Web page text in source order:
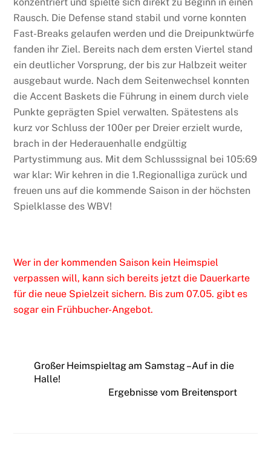
Rausch. Die Defense stand stabil und vorne konnten
Fast-Breaks gelaufen werden und die Dreipunktwürfe
fanden ihr Ziel. Bereits nach dem ersten Viertel stand
ein deutlicher Vorsprung, der bis zur Halbzeit weiter
ausgebaut wurde. Nach dem Seitenwechsel konnten
die Accent Baskets die Führung in einem durch viele
Punkte geprägten Spiel verwalten. Spätestens als
kurz vor Schluss der 100er per Dreier erzielt wurde,
brach in der Hederauenhalle endgültig
Partystimmung aus. Mit dem Schlusssignal bei 105:69
war klar: Wir kehren in die 1.Regionalliga zurück und
freuen uns auf die kommende Saison in der höchsten
Spielklasse des WBV!
Wer in der kommenden Saison kein Heimspiel
verpassen will, kann sich bereits jetzt die Dauerkarte
für die neue Spielzeit sichern. Bis zum 07.05. gibt es
sogar ein Frühbucher-Angebot.
Großer Heimspieltag am Samstag – Auf in die
Halle!
Ergebnisse vom Breitensport